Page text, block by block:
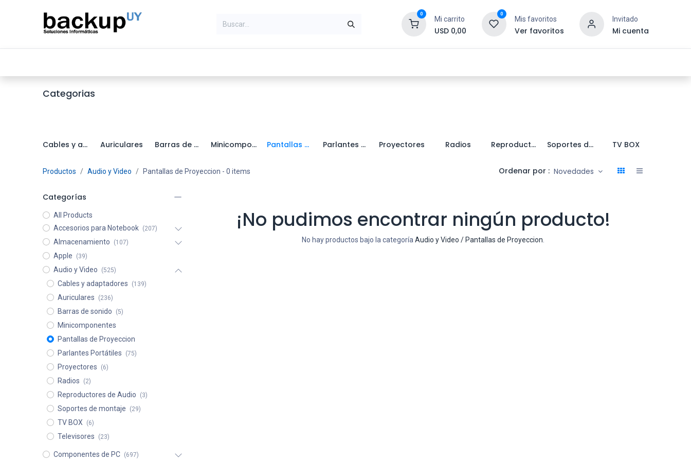
0
Mi carrito
USD 0,00
0
Mis favoritos
Ver favoritos
Invitado
Mi cuenta
Categorias
Cables y adaptadores Auriculares Barras de sonido Minicomponentes Pantallas de Proyeccion Parlantes Portátiles Proyectores Radios Reproductores de Audio Soportes de montaje TV BOX
Productos Audio y Video Pantallas de Proyeccion - 0 items Ordenar por : Novedades
Categorías
All Products
Accesorios para Notebook
(207)
Almacenamiento (107)
Apple (39)
Audio y Video (525)
Cables y adaptadores (139)
Auriculares (236)
Barras de sonido (5)
Minicomponentes
Pantallas de Proyeccion
Parlantes Portátiles
(75)
Proyectores (6)
Radios (2)
Reproductores de Audio (3)
Soportes de montaje (29)
TV BOX (6)
Televisores (23)
Componentes de PC (697)
¡No pudimos encontrar ningún producto!
No hay productos bajo la categoríaAudio y Video / Pantallas de Proyeccion